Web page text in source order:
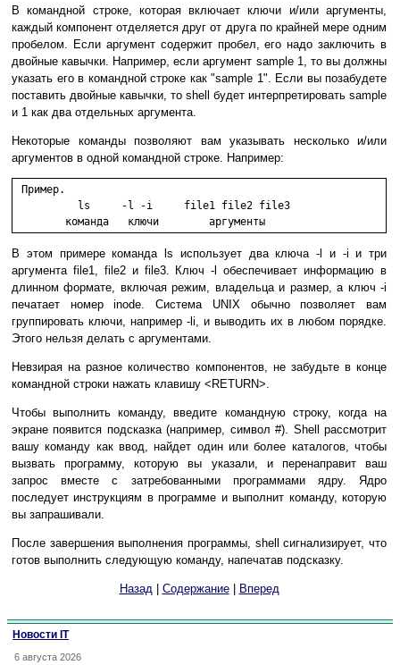
В командной строке, которая включает ключи и/или аргументы,
каждый компонент отделяется друг от друга по крайней мере одним
пробелом. Если аргумент содержит пробел, его надо заключить в
двойные кавычки. Например, если аргумент sample 1, то вы должны
указать его в командной строке как "sample 1". Если вы позабудете
поставить двойные кавычки, то shell будет интерпретировать sample
и 1 как два отдельных аргумента.
Некоторые команды позволяют вам указывать несколько и/или
аргументов в одной командной строке. Например:
Пример.
В этом примере команда ls использует два ключа -l и -i и три
аргумента file1, file2 и file3. Ключ -l обеспечивает информацию в
длинном формате, включая режим, владельца и размер, а ключ -i
печатает номер inode. Система UNIX обычно позволяет вам
группировать ключи, например -li, и выводить их в любом порядке.
Этого нельзя делать с аргументами.
Невзирая на разное количество компонентов, не забудьте в конце
командной строки нажать клавишу <RETURN>.
Чтобы выполнить команду, введите командную строку, когда на
экране появится подсказка (например, символ #). Shell рассмотрит
вашу команду как ввод, найдет один или более каталогов, чтобы
вызвать программу, которую вы указали, и перенаправит ваш
запрос вместе с затребованными программами ядру. Ядро
последует инструкциям в программе и выполнит команду, которую
вы запрашивали.
После завершения выполнения программы, shell сигнализирует, что
готов выполнить следующую команду, напечатав подсказку.
Назад| Содержание| Вперед
Новости IT
6 августа 2026